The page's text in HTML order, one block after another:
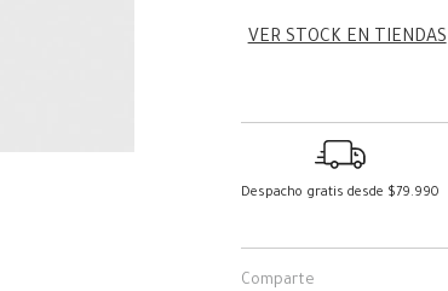
VER STOCK EN TIENDAS
Despacho gratis desde $79.990
Comparte